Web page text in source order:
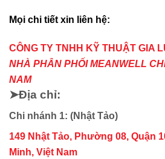
Mọi chi tiết xin liên hệ:
CÔNG TY TNHH KỸ THUẬT GIA
NHÀ PHÂN PHỐI MEANWELL
NAM
➤Địa chỉ:
Chi nhánh 1: (Nhật Tảo)
149 Nhật Tảo, Phường 08, Quận
Minh, Việt Nam